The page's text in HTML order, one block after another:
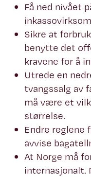
Få ned nivået
Sikre at
benytte det
kravene for å
Utrede en
tvangssalg av
må være et
størrelse.
Endre reglene
avvise
At Norge må
internasjonalt.